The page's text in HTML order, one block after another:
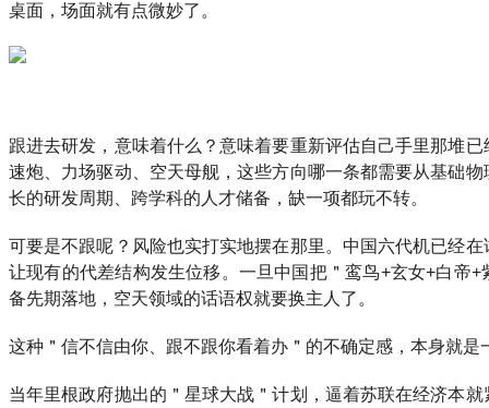
桌面，场面就有点微妙了。
跟进去研发，意味着什么？意味着要重新评估自己手里那堆
速炮、力场驱动、空天母舰，这些方向哪一条都需要从基础
长的研发周期、跨学科的人才储备，缺一项都玩不转。
可要是不跟呢？风险也实打实地摆在那里。中国六代机已经
让现有的代差结构发生位移。一旦中国把＂鸾鸟+玄女+白帝
备先期落地，空天领域的话语权就要换主人了。
这种＂信不信由你、跟不跟你看着办＂的不确定感，本身就是
当年里根政府抛出的＂星球大战＂计划，逼着苏联在经济本